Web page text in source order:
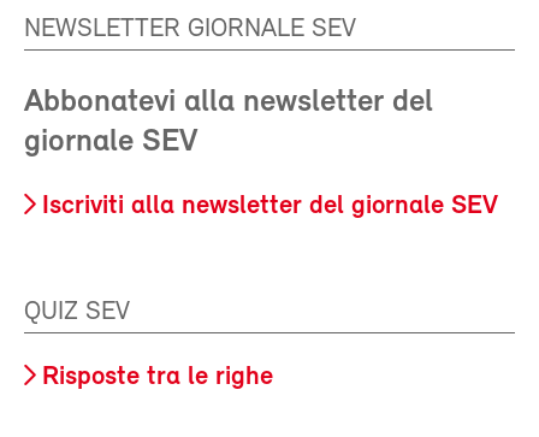
NEWSLETTER GIORNALE SEV
Abbonatevi alla newsletter del
giornale SEV
Iscriviti alla newsletter del giornale SEV
QUIZ SEV
Risposte tra le righe